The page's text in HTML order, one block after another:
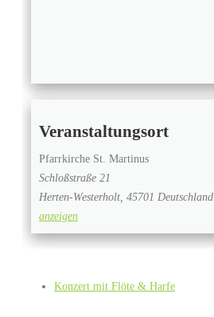
Veranstaltungsort
Pfarrkirche St. Martinus
Schloßstraße 21
Herten-Westerholt, 45701 Deutschland
anzeigen
Konzert mit Flöte & Harfe